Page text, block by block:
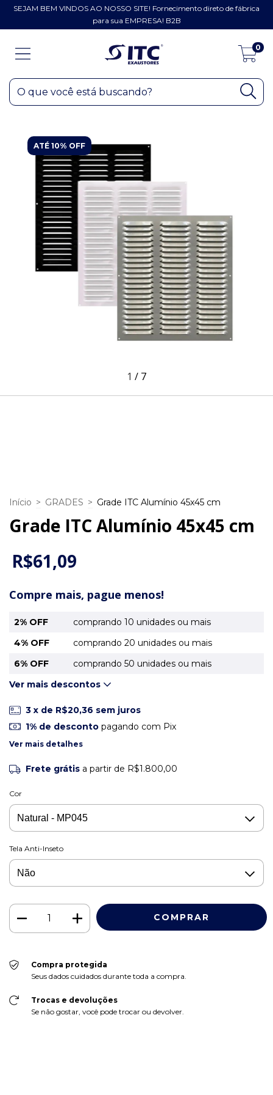
SEJAM BEM VINDOS AO NOSSO SITE! Fornecimento direto de fábrica
para sua EMPRESA! B2B
0
ATÉ 10% OFF
1 / 7
Início > GRADES > Grade ITC Alumínio 45x45 cm
Grade ITC Alumínio 45x45 cm
R$61,09
Compre mais, pague menos!
2% OFF
comprando 10 unidades ou mais
4% OFF
comprando 20 unidades ou mais
6% OFF
comprando 50 unidades ou mais
Ver mais descontos
3 x de R$20,36 sem juros
1% de descontopagando com Pix
Ver mais detalhes
Frete grátis a partir de R$1.800,00
Cor
Tela Anti-Inseto
Compra protegida
Seus dados cuidados durante toda a compra.
Trocas e devoluções
Se não gostar, você pode trocar ou devolver.